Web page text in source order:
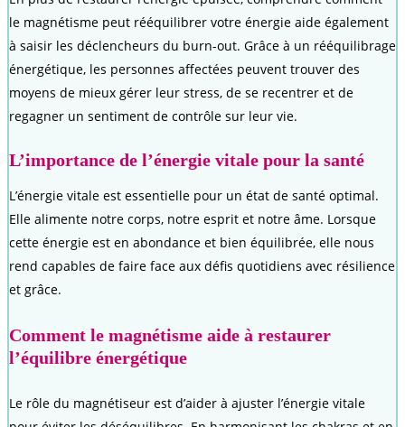
le magnétisme peut rééquilibrer votre énergie aide également
à saisir les déclencheurs du burn-out. Grâce à un rééquilibrage
énergétique, les personnes affectées peuvent trouver des
moyens de mieux gérer leur stress, de se recentrer et de
regagner un sentiment de contrôle sur leur vie.
L’importance de l’énergie vitale pour la santé
L’énergie vitale est essentielle pour un état de santé optimal.
Elle alimente notre corps, notre esprit et notre âme. Lorsque
cette énergie est en abondance et bien équilibrée, elle nous
rend capables de faire face aux défis quotidiens avec résilience
et grâce.
Comment le magnétisme aide à restaurer
l’équilibre énergétique
Le rôle du magnétiseur est d’aider à ajuster l’énergie vitale